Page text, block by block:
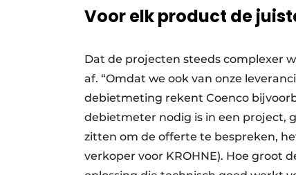
Voor elk product de
Dat de projecten steeds complexer
af. “Omdat we ook van onze
debietmeting rekent Coenco
debietmeter nodig is in een project,
zitten om de offerte te bespreken,
verkoper voor KROHNE). Hoe groot